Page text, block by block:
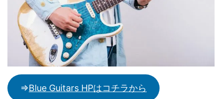
⇒Blue Guitars HPはコチラから